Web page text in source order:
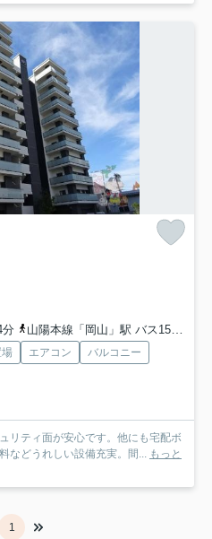
分
山陽本線「岡山」駅 バス15分 「高柳東町」 停歩1分
エアコン
バルコニー
リティ面が安心です。他にも宅配ボ
などうれしい設備充実。間... もっと
1